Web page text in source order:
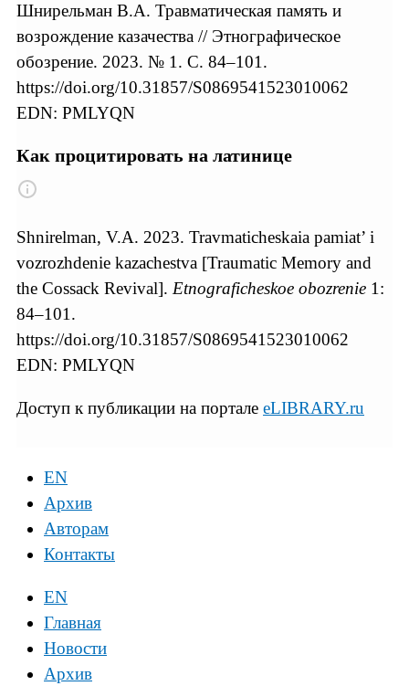
Шнирельман В.А. Травматическая память и
возрождение казачества // Этнографическое
обозрение. 2023. № 1. С. 84–101.
https://doi.org/10.31857/S0869541523010062
EDN: PMLYQN
Как процитировать на латинице
Shnirelman, V.A. 2023. Travmaticheskaia pamiat’ i
vozrozhdenie kazachestva [Traumatic Memory and
the Cossack Revival]. Etnograficheskoe obozrenie 1:
84–101.
https://doi.org/10.31857/S0869541523010062
EDN: PMLYQN
Доступ к публикации на портале eLIBRARY.ru
EN
Архив
Авторам
Контакты
EN
Главная
Новости
Архив